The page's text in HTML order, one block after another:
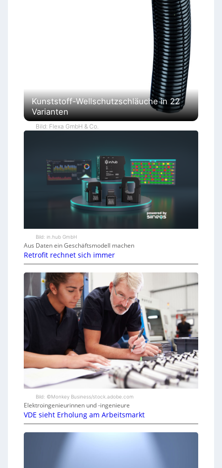
Kunststoff-Wellschutzschläuche in 22
Varianten
Bild: Flexa GmbH & Co.
Bild: in.hub GmbH
Aus Daten ein Geschäftsmodell machen
Retrofit rechnet sich immer
Bild: ©Monkey Business/stock.adobe.com
Elektroingenieurinnen und -ingenieure
VDE sieht Erholung am Arbeitsmarkt